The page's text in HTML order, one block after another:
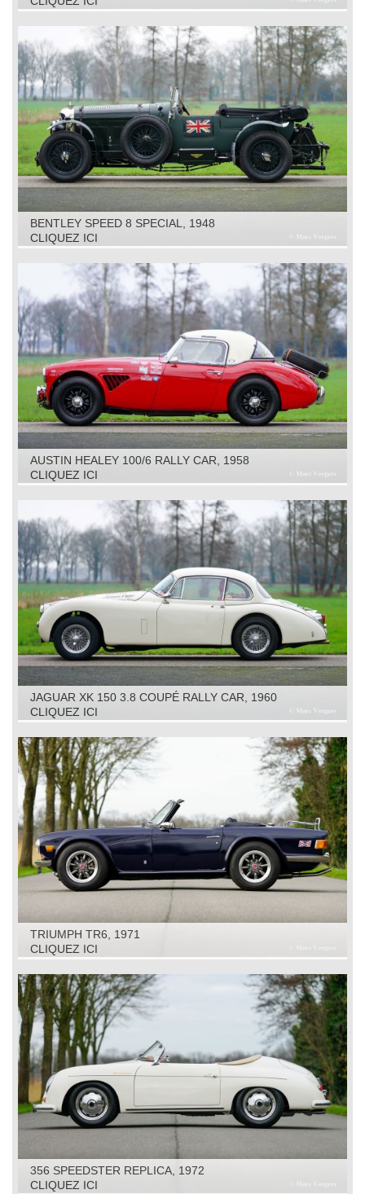
BENTLEY SPEED 8 SPECIAL, 1948
CLIQUEZ ICI
AUSTIN HEALEY 100/6 RALLY CAR, 1958
CLIQUEZ ICI
JAGUAR XK 150 3.8 COUPÉ RALLY CAR, 1960
CLIQUEZ ICI
TRIUMPH TR6, 1971
CLIQUEZ ICI
356 SPEEDSTER REPLICA, 1972
CLIQUEZ ICI